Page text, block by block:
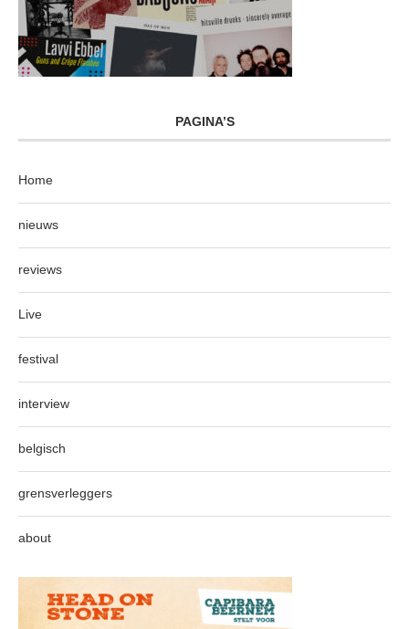
PAGINA’S
Home
nieuws
reviews
Live
festival
interview
belgisch
grensverleggers
about